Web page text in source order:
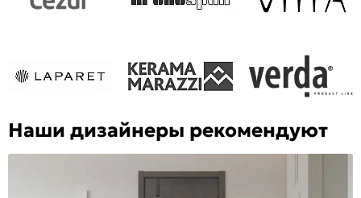
Наши дизайнеры рекомендуют